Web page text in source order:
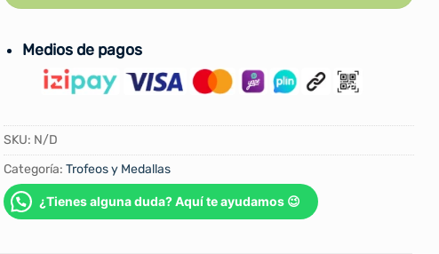
Medios de pagos
SKU: N/D
Categoría: Trofeos y Medallas
¿Tienes alguna duda? Aquí te ayudamos 😉